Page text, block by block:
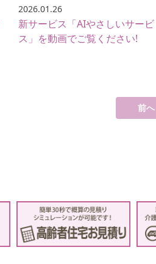
2026.01.26
新サービス「AIやさしいサービ
ス」を動画でご覧ください!
前へ